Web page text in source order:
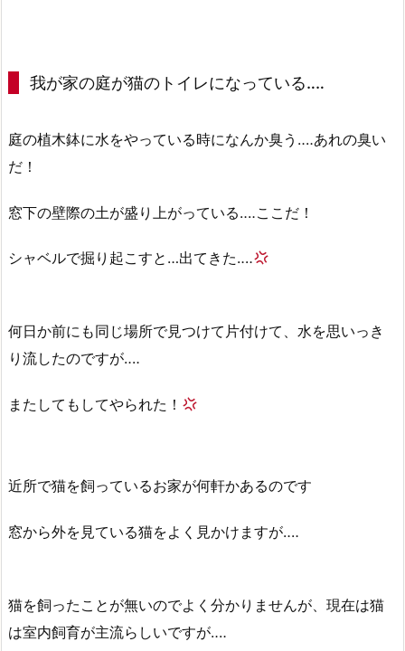
我が家の庭が猫のトイレになっている‥‥
庭の植木鉢に水をやっている時になんか臭う‥‥あれの臭い
だ！
窓下の壁際の土が盛り上がっている‥‥ここだ！
シャベルで掘り起こすと…出てきた‥‥
何日か前にも同じ場所で見つけて片付けて、水を思いっき
り流したのですが‥‥
またしてもしてやられた！
近所で猫を飼っているお家が何軒かあるのです
窓から外を見ている猫をよく見かけますが‥‥
猫を飼ったことが無いのでよく分かりませんが、現在は猫
は室内飼育が主流らしいですが‥‥